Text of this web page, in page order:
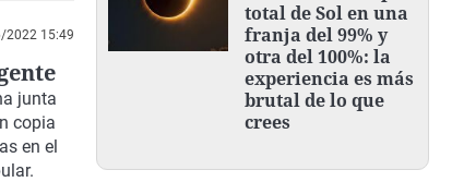
2022 15:49
junta
copia
en el
total de Sol en una
franja del 99% y
otra del 100%: la
experiencia es más
brutal de lo que
crees